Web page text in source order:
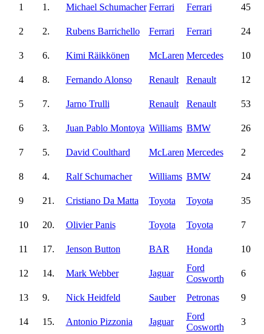
1
1. Michael Schumacher Ferrari Ferrari 45
2
2. Rubens Barrichello Ferrari Ferrari 24
3
6. Kimi Räikkönen McLaren Mercedes 10
4
8. Fernando Alonso Renault Renault 12
5
7. Jarno Trulli Renault Renault 53
6
3. Juan Pablo Montoya Williams BMW 26
7
5. David Coulthard McLaren Mercedes 2
8
4. Ralf Schumacher Williams BMW 24
9
21. Cristiano Da Matta Toyota Toyota 35
10
20. Olivier Panis Toyota Toyota 7
11
17. Jenson Button BAR Honda 10
12
14. Mark Webber Jaguar
Ford
Cosworth
6
13
9. Nick Heidfeld Sauber Petronas 9
14
15. Antonio Pizzonia Jaguar
Ford
Cosworth
3